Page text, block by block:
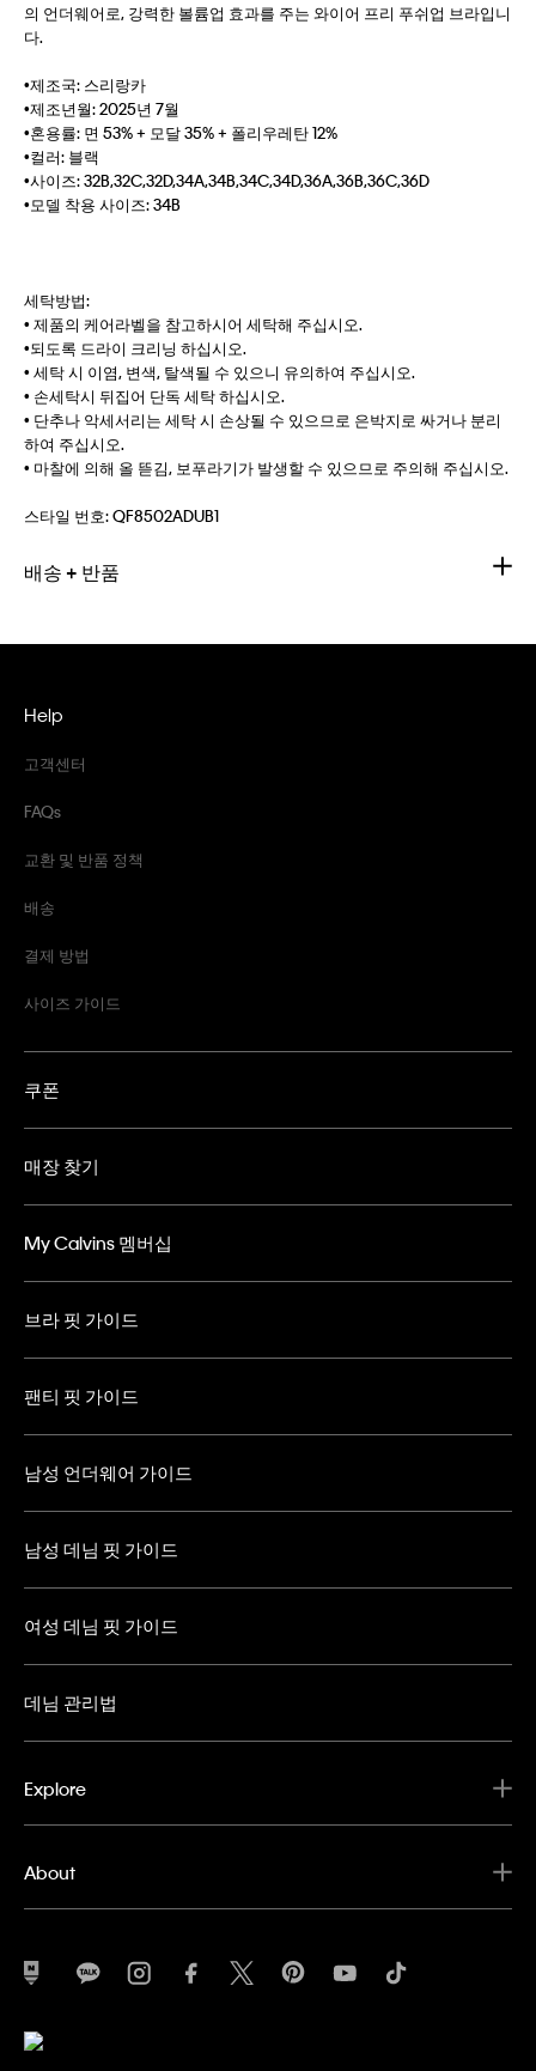
의 언더웨어로, 강력한 볼륨업 효과를 주는 와이어 프리 푸쉬업 브라입니
다.
•제조국: 스리랑카
•제조년월: 2025년 7월
•혼용률: 면 53% + 모달 35% + 폴리우레탄 12%
•컬러: 블랙
•사이즈: 32B,32C,32D,34A,34B,34C,34D,36A,36B,36C,36D
•모델 착용 사이즈: 34B
세탁방법:
• 제품의 케어라벨을 참고하시어 세탁해 주십시오.
•되도록 드라이 크리닝 하십시오.
• 세탁 시 이염, 변색, 탈색될 수 있으니 유의하여 주십시오.
• 손세탁시 뒤집어 단독 세탁 하십시오.
• 단추나 악세서리는 세탁 시 손상될 수 있으므로 은박지로 싸거나 분리
하여 주십시오.
• 마찰에 의해 올 뜯김, 보푸라기가 발생할 수 있으므로 주의해 주십시오.
스타일 번호:QF8502ADUB1
배송 + 반품
Help
고객센터
FAQs
교환 및 반품 정책
배송
결제 방법
사이즈 가이드
쿠폰
매장 찾기
My Calvins 멤버십
브라 핏 가이드
팬티 핏 가이드
남성 언더웨어 가이드
남성 데님 핏 가이드
여성 데님 핏 가이드
데님 관리법
Explore
About